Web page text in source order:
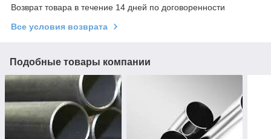
Возврат товара в течение 14 дней по договоренности
Все условия возврата
Подобные товары компании